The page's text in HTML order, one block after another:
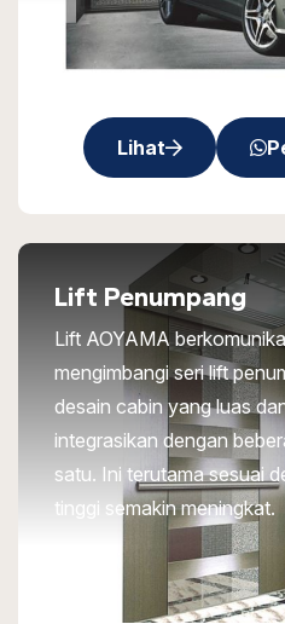
Lihat
Lift Penumpang
Lift AOYAMA
mengimbangi seri lift
desain cabin yang luas
integrasikan dengan
satu. Ini terutama sesuai
tinggi semakin meningkat.